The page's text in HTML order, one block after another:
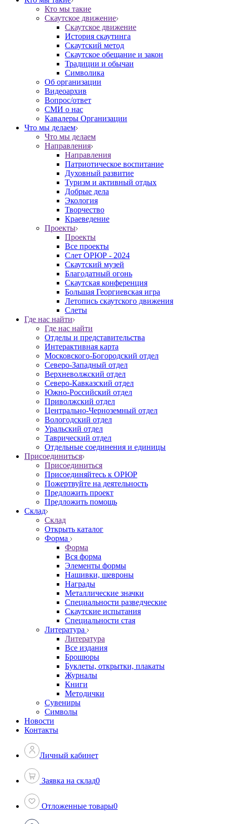
Кто мы такие
Скаутское движение
Скаутское движение
История скаутинга
Скаутский метод
Скаутское обещание и закон
Традиции и обычаи
Символика
Об организации
Видеоархив
Вопрос/ответ
СМИ о нас
Кавалеры Организации
Что мы делаем
Что мы делаем
Направления
Направления
Патриотическое воспитание
Духовный развитие
Туризм и активный отдых
Добрые дела
Экология
Творчество
Краеведение
Проекты
Проекты
Все проекты
Слет ОРЮР - 2024
Скаутский музей
Благодатный огонь
Cкаутская конференция
Большая Георгиевская игра
Летопись скаутского движения
Слеты
Где нас найти
Где нас найти
Отделы и представительства
Интерактивная карта
Московского-Богородский отдел
Северо-Западный отдел
Верхневолжский отдел
Северо-Кавказский отдел
Южно-Российский отдел
Приволжский отдел
Центрально-Черноземный отдел
Вологодский отдел
Уральский отдел
Таврический отдел
Отдельные соединения и единицы
Присоединиться
Присоединиться
Присоединяйтесь к ОРЮР
Пожертвуйте на деятельность
Предложить проект
Предложить помощь
Склад
Склад
Открыть каталог
Форма
Форма
Вся форма
Элементы формы
Нашивки, шевроны
Награды
Металлические значки
Специальности разведческие
Скаутские испытания
Специальности стая
Литература
Литература
Все издания
Брошюры
Буклеты, открытки, плакаты
Журналы
Книги
Методички
Сувениры
Символы
Новости
Контакты
Личный кабинет
Заявка на склад0
Отложенные товары0